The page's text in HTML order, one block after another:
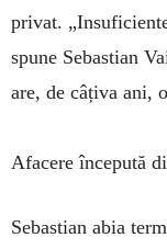
privat.
spune Sebastian
are, de câțiva ani,
Afacere începută
Sebastian abia